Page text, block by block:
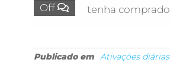
Off
tenha comprado
Publicado em Ativações diárias